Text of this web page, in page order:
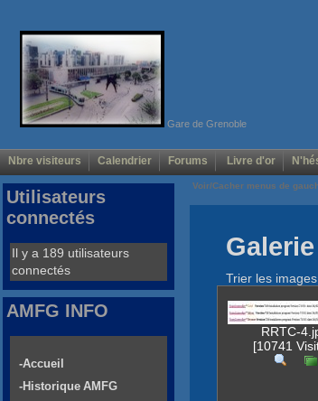
Gare de Grenoble
Nbre visiteurs Calendrier Forums Livre d'or
Voir/Cacher menus de
Trier les
RRTC-
[10741
Utilisateurs
connectés
Il y a 189 utilisateurs
connectés
AMFG INFO
-Accueil
-Historique AMFG